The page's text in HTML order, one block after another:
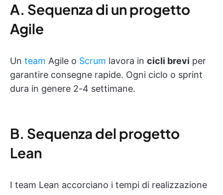
A. Sequenza di un progetto
Agile
Un team Agile o Scrum lavora in cicli brevi per
garantire consegne rapide. Ogni ciclo o sprint
dura in genere 2-4 settimane.
B. Sequenza del progetto
Lean
I team Lean accorciano i tempi di realizzazione